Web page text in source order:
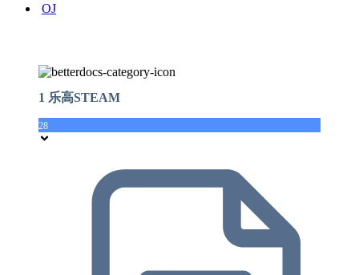
OJ
1 乐高STEAM
28